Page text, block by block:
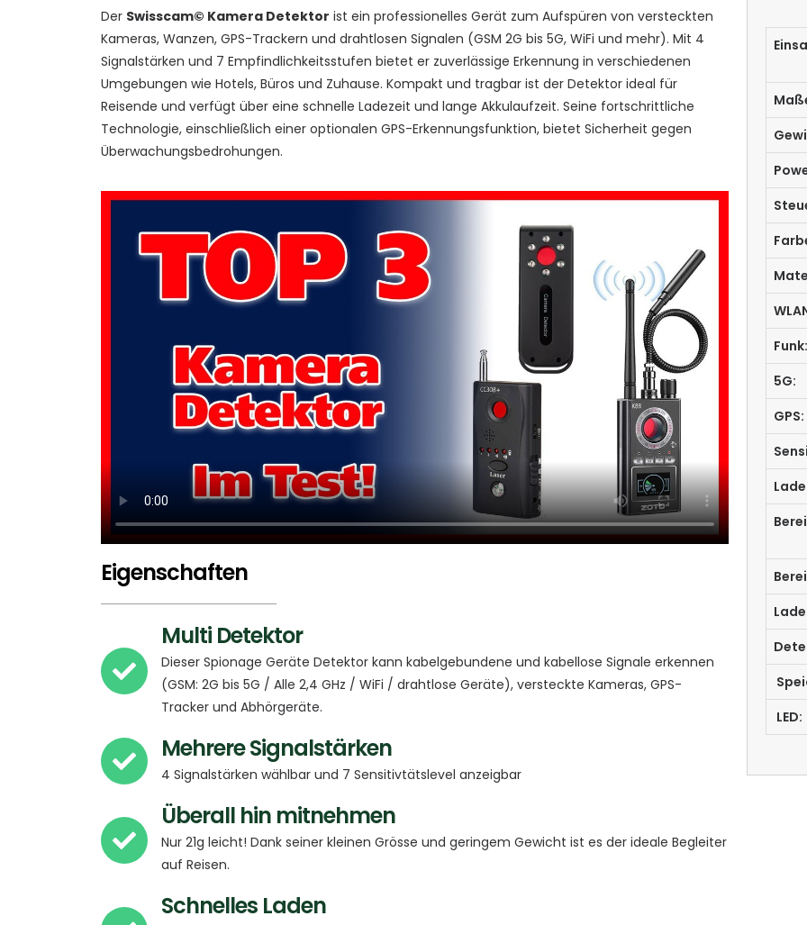
Der Swisscam© Kamera Detektor ist ein professionelles Gerät zum Aufspüren von versteckten
Kameras, Wanzen, GPS-Trackern und drahtlosen Signalen (GSM 2G bis 5G, WiFi und mehr). Mit 4
Signalstärken und 7 Empfindlichkeitsstufen bietet er zuverlässige Erkennung in verschiedenen
Umgebungen wie Hotels, Büros und Zuhause. Kompakt und tragbar ist der Detektor ideal für
Reisende und verfügt über eine schnelle Ladezeit und lange Akkulaufzeit. Seine fortschrittliche
Technologie, einschließlich einer optionalen GPS-Erkennungsfunktion, bietet Sicherheit gegen
Überwachungsbedrohungen.
Eigenschaften
Multi Detektor
Dieser Spionage Geräte Detektor kann kabelgebundene und kabellose Signale erkennen
(GSM: 2G bis 5G / Alle 2,4 GHz / WiFi / drahtlose Geräte), versteckte Kameras, GPS-
Tracker und Abhörgeräte.
Mehrere Signalstärken
4 Signalstärken wählbar und 7 Sensitivtätslevel anzeigbar
Überall hin mitnehmen
Nur 21g leicht! Dank seiner kleinen Grösse und geringem Gewicht ist es der ideale Begleiter
auf Reisen.
Schnelles Laden
Funk:
5G:
GPS:
LED: